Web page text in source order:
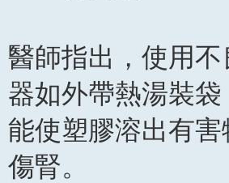
醫師指出，使用不
器如外帶熱湯裝
能使塑膠溶出有害
傷腎。